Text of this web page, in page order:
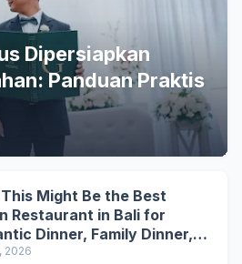
Dipersiapkan
Panduan Praktis
Might Be the Best
Restaurant in Bali for
Dinner, Family Dinner,
Lunch
2026